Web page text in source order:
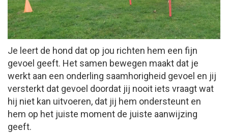
Je leert de hond dat op jou richten hem een fijn
gevoel geeft. Het samen bewegen maakt dat je
werkt aan een onderling saamhorigheid gevoel en jij
versterkt dat gevoel doordat jij nooit iets vraagt wat
hij niet kan uitvoeren, dat jij hem ondersteunt en
hem op het juiste moment de juiste aanwijzing
geeft.